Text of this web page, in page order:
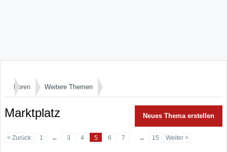
Foren Weitere Themen
Neues Thema erstellen
Marktplatz
< Zurück 1 ← 3 4 5 6 7 → 15 Weiter >